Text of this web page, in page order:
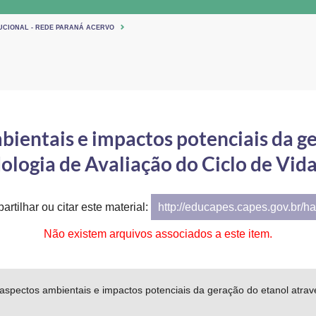
- REDE PARANÁ ACERVO
e impactos potenciais da
de Avaliação do Ciclo de
ou citar este material: http://educapes.capes.gov.br/
Não existem arquivos associados a este item.
ambientais e impactos potenciais da geração do etanol